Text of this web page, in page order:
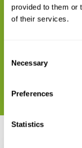
provided to them or
of their services.
Selection
Necessary
Preferences
Statistics